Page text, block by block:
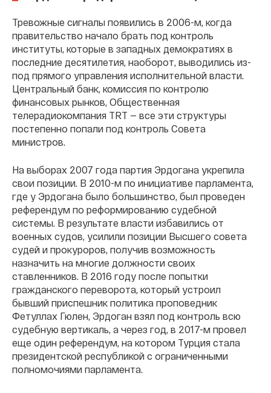
Тревожные сигналы появились в 2006-м, когда
правительство начало брать под контроль
институты, которые в западных демократиях в
последние десятилетия, наоборот, выводились из-
под прямого управления исполнительной власти.
Центральный банк, комиссия по контролю
финансовых рынков, Общественная
телерадиокомпания TRT — все эти структуры
постепенно попали под контроль Совета
министров.
На выборах 2007 года партия Эрдогана укрепила
свои позиции. В 2010-м по инициативе парламента,
где у Эрдогана было большинство, был проведен
референдум по реформированию судебной
системы. В результате власти избавились от
военных судов, усилили позиции Высшего совета
судей и прокуроров, получив возможность
назначить на многие должности своих
ставленников. В 2016 году после попытки
гражданского переворота, который устроил
бывший приспешник политика проповедник
Фетуллах Гюлен, Эрдоган взял под контроль всю
судебную вертикаль, а через год, в 2017-м провел
еще один референдум, на котором Турция стала
президентской республикой с ограниченными
полномочиями парламента.